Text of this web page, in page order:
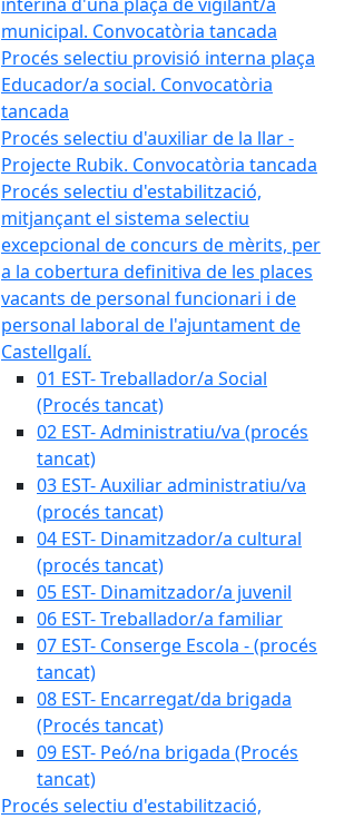
municipal. Convocatòria tancada
Procés selectiu provisió interna plaça
Educador/a social. Convocatòria
tancada
Procés selectiu d'auxiliar de la llar -
Projecte Rubik. Convocatòria tancada
Procés selectiu d'estabilització,
mitjançant el sistema selectiu
excepcional de concurs de mèrits, per
a la cobertura definitiva de les places
vacants de personal funcionari i de
personal laboral de l'ajuntament de
Castellgalí.
01 EST- Treballador/a Social
(Procés tancat)
02 EST- Administratiu/va (procés
tancat)
03 EST- Auxiliar administratiu/va
(procés tancat)
04 EST- Dinamitzador/a cultural
(procés tancat)
05 EST- Dinamitzador/a juvenil
06 EST- Treballador/a familiar
07 EST- Conserge Escola - (procés
tancat)
08 EST- Encarregat/da brigada
(Procés tancat)
09 EST- Peó/na brigada (Procés
tancat)
Procés selectiu d'estabilització,